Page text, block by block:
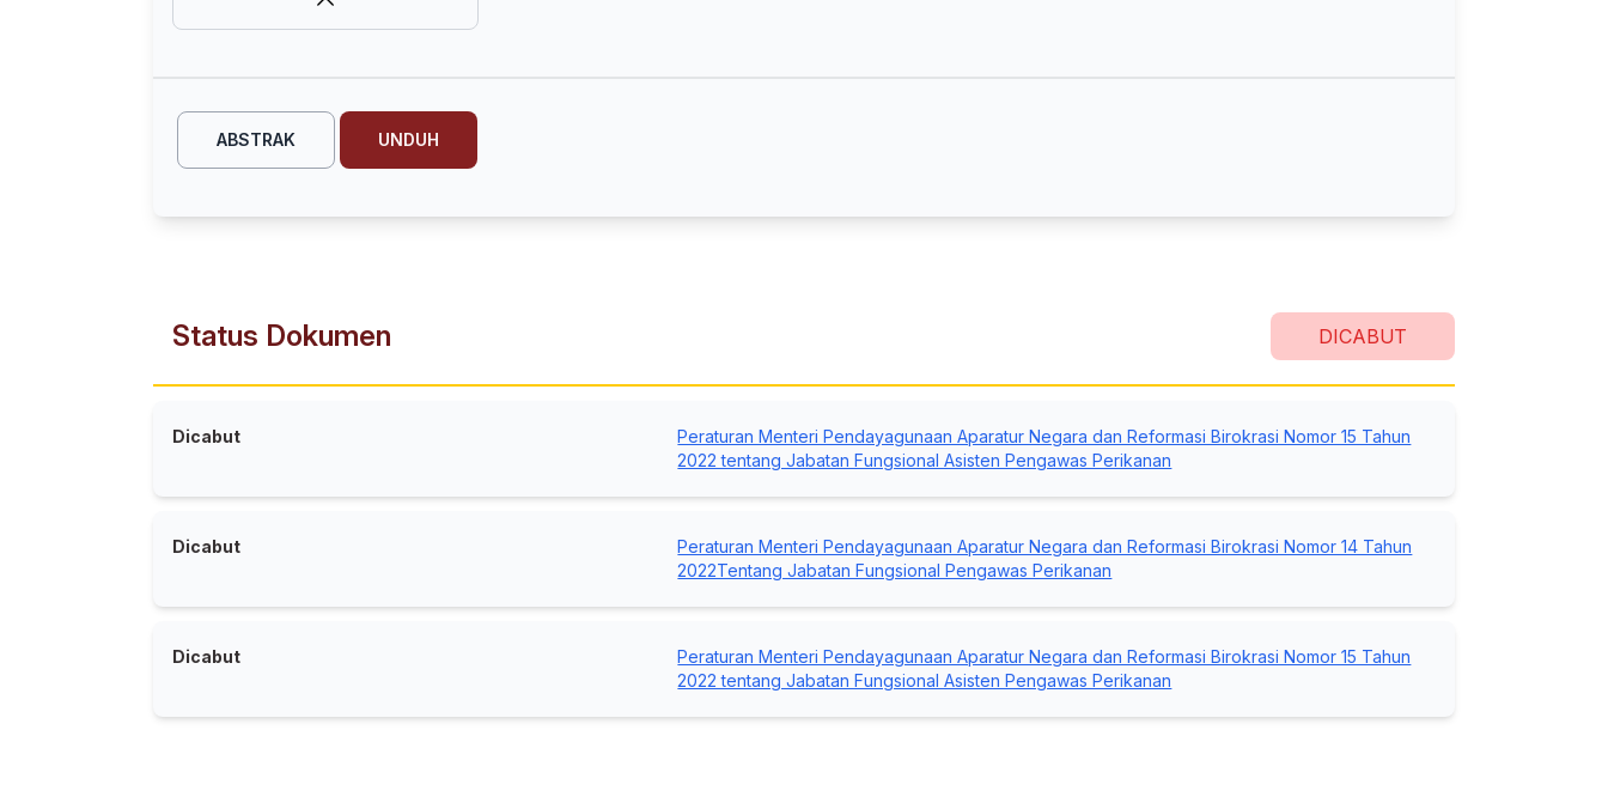
ABSTRAK UNDUH
Status Dokumen DICABUT
Dicabut
Peraturan Menteri Pendayagunaan Aparatur Negara dan Reformasi Birokrasi Nomor 15 Tahun
2022 tentang Jabatan Fungsional Asisten Pengawas Perikanan
Dicabut
Peraturan Menteri Pendayagunaan Aparatur Negara dan Reformasi Birokrasi Nomor 14 Tahun
2022Tentang Jabatan Fungsional Pengawas Perikanan
Dicabut
Peraturan Menteri Pendayagunaan Aparatur Negara dan Reformasi Birokrasi Nomor 15 Tahun
2022 tentang Jabatan Fungsional Asisten Pengawas Perikanan